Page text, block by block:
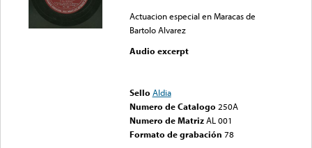
Actuacion especial en Maracas de
Bartolo Alvarez
Audio excerpt
Sello Aldia
Numero de Catalogo 250A
Numero de Matriz AL 001
Formato de grabación 78